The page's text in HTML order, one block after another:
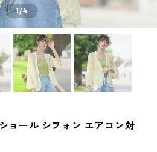
1/4
ョール シフォン エアコン対